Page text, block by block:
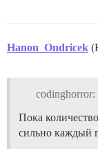
Hanon_Ondricek
codinghorror:
Пока
сильно каждый